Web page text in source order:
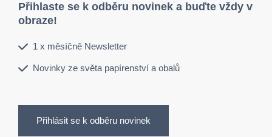
Přihlaste se k odběru novinek a buďte vždy v
obraze!
1 x měsíčně Newsletter
Novinky ze světa papírenství a obalů
Přihlásit se k odběru novinek